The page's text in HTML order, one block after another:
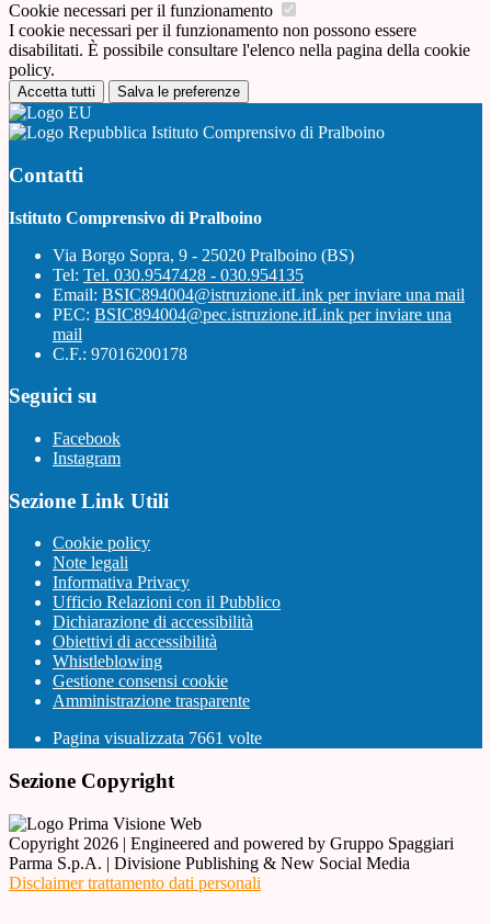
Cookie necessari per il funzionamento
I cookie necessari per il funzionamento non possono essere
disabilitati. È possibile consultare l'elenco nella pagina della cookie
policy.
Accetta tutti Salva le preferenze
Istituto Comprensivo di Pralboino
Contatti
Istituto Comprensivo di Pralboino
Via Borgo Sopra, 9 - 25020 Pralboino (BS)
Tel: Tel. 030.9547428 - 030.954135
Email: BSIC894004@istruzione.itLink per inviare una mail
PEC: BSIC894004@pec.istruzione.itLink per inviare una
mail
C.F.: 97016200178
Seguici su
Facebook
Instagram
Sezione Link Utili
Cookie policy
Note legali
Informativa Privacy
Ufficio Relazioni con il Pubblico
Dichiarazione di accessibilità
Obiettivi di accessibilità
Whistleblowing
Gestione consensi cookie
Amministrazione trasparente
Pagina visualizzata 7661 volte
Sezione Copyright
Copyright 2026 | Engineered and powered by Gruppo Spaggiari
Parma S.p.A. | Divisione Publishing & New Social Media
Disclaimer trattamento dati personali